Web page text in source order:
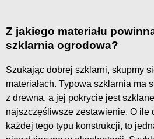
Z jakiego materiału
szklarnia ogrodowa?
Szukając dobrej szklarni, skupmy
materiałach. Typowa szklarnia ma
z drewna, a jej pokrycie jest
najszczęśliwsze zestawienie. O ile
każdej tego typu konstrukcji, to